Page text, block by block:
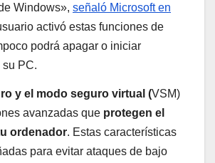
Windows», señaló Microsoft en
activó estas funciones de
podrá apagar o iniciar
su PC.
y el modo seguro virtual (VSM)
avanzadas que protegen el
ordenador. Estas características
para evitar ataques de bajo